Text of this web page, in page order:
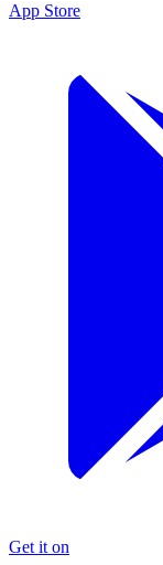
App Store
Get it on